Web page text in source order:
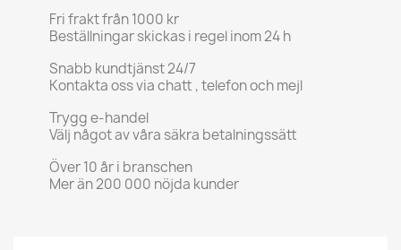
Fri frakt från 1000 kr
Beställningar skickas i regel inom 24 h
Snabb kundtjänst 24/7
Kontakta oss via chatt , telefon och mejl
Trygg e-handel
Välj något av våra säkra betalningssätt
Över 10 år i branschen
Mer än 200 000 nöjda kunder